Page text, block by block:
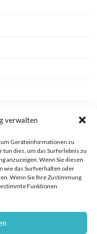
verwalten
Geräteinformationen zu
dies, um das Surferlebnis zu
anzuzeigen. Wenn Sie diesen
wie das Surfverhalten oder
Wenn Sie Ihre Zustimmung
Funktionen